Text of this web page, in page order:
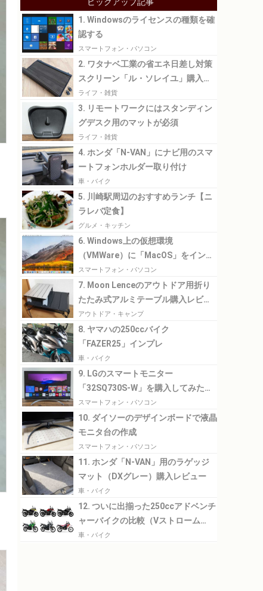
1. Windowsのライセンスの種類を確
認する
スマートフォン・パソコン
2. ワタナベ工業の省エネ日差し対策
スクリーン「ル・ソレイユ」購入レ
ビュー
ライフ・雑貨
3. リモートワークにはスタンディン
グデスク用のマットが必須
ライフ・雑貨
4. ホンダ「N-VAN」にナビ用のスマ
ートフォンホルダー取り付け
車・バイク
5. 川崎駅周辺のおすすめランチ【ニ
ラレバ定食】
グルメ・キッチン
6. Windows上の仮想環境
（VMWare）に「MacOS」をインス
トール
スマートフォン・パソコン
7. Moon Lenceのアウトドア用折り
たたみ式アルミテーブル購入レビュ
ー
アウトドア・キャンプ
8. ヤマハの250ccバイク
「FAZER25」インプレ
車・バイク
9. LGのスマートモニター
「32SQ730S-W」を購入してみた感
想
スマートフォン・パソコン
10. ダイソーのデザインボードで液晶
モニタ台の作成
スマートフォン・パソコン
11. ホンダ「N-VAN」用のラゲッジ
マット（DXグレー）購入レビュー
車・バイク
12. ついに出揃った250ccアドベンチ
ャーバイクの比較（Vストローム
250、VERSYS-X 250、CRF250
車・バイク